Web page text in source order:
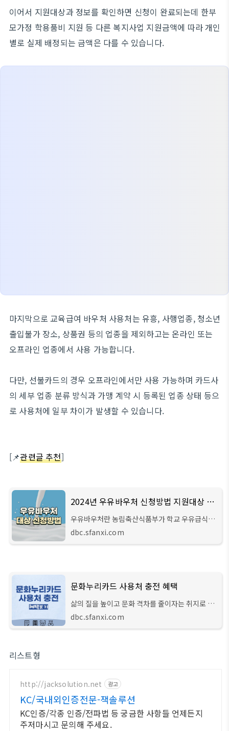
이어서 지원대상과 정보를 확인하면 신청이 완료되는데 한부
모가정 학용품비 지원 등 다른 복지사업 지원금액에 따라 개인
별로 실제 배정되는 금액은 다를 수 있습니다.
마지막으로 교육급여 바우처 사용처는 유흥, 사행업종, 청소년
출입불가 장소, 상품권 등의 업종을 제외하고는 온라인 또는
오프라인 업종에서 사용 가능합니다.
다만, 선불카드의 경우 오프라인에서만 사용 가능하며 카드사
의 세부 업종 분류 방식과 가맹 계약 시 등록된 업종 상태 등으
로 사용처에 일부 차이가 발생할 수 있습니다.
[📌관련글 추천]
2024년 우유바우처 신청방법 지원대상 사용처
우유바우처란 농림축산식품부가 학교 우유급식을
통해 취약계층 학생 등에게 공급하던 무상 우유를
dbc.sfanxi.com
문화누리카드 사용처 충전 혜택
삶의 질을 높이고 문화 격차를 줄이자는 취지로 만
들어진 문화누리카드는 기초생활수급자와 차상위
dbc.sfanxi.com
리스트형
http://jacksolution.net 광고
KC/국내외인증전문-잭솔루션
KC인증/각종 인증/전파법 등 궁금한 사항들 언제든지
주저마시고 문의해 주세요.